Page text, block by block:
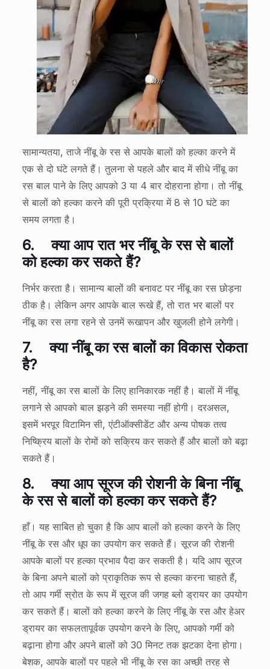
सामान्यतया, ताजे नींबू के रस से आपके बालों को हल्का करने में
एक से दो घंटे लगते हैं। तुलना से पहले और बाद में सीधे नींबू का
रस बाल पाने के लिए आपको 3 या 4 बार दोहराना होगा। तो नींबू
से बालों को हल्का करने की पूरी प्रक्रिया में 8 से 10 घंटे का
समय लगता है।
6.क्या आप रात भर नींबू के रस से बालों
को हल्का कर सकते हैं?
निर्भर करता है। सामान्य बालों की बनावट पर नींबू का रस छोड़ना
ठीक है। लेकिन अगर आपके बाल रूखे हैं, तो रात भर बालों पर
नींबू का रस लगा रहने से उनमें रूखापन और खुजली होने लगेगी।
7.क्या नींबू का रस बालों का विकास रोकता
है?
नहीं, नींबू का रस बालों के लिए हानिकारक नहीं है। बालों में नींबू
लगाने से आपको बाल झड़ने की समस्या नहीं होगी। दरअसल,
इसमें भरपूर विटामिन सी, एंटीऑक्सीडेंट और अन्य पोषक तत्व
निष्क्रिय बालों के रोमों को सक्रिय कर सकते हैं और बालों को बढ़ा
सकते हैं।
8.क्या आप सूरज की रोशनी के बिना नींबू
के रस से बालों को हल्का कर सकते हैं?
हाँ। यह साबित हो चुका है कि आप बालों को हल्का करने के लिए
नींबू के रस और धूप का उपयोग कर सकते हैं। सूरज की रोशनी
आपके बालों पर हल्का प्रभाव पैदा कर सकती है। यदि आप सूरज
के बिना अपने बालों को प्राकृतिक रूप से हल्का करना चाहते हैं,
तो आप गर्मी स्रोत के रूप में सूरज की जगह ब्लो ड्रायर का उपयोग
कर सकते हैं। बालों को हल्का करने के लिए नींबू के रस और हेअर
ड्रायर का सफलतापूर्वक उपयोग करने के लिए, आपको गर्मी को
बढ़ाना होगा और अपने बालों को 30 मिनट तक झटका देना होगा।
बेशक, आपके बालों पर पहले भी नींबू के रस का अच्छी तरह से